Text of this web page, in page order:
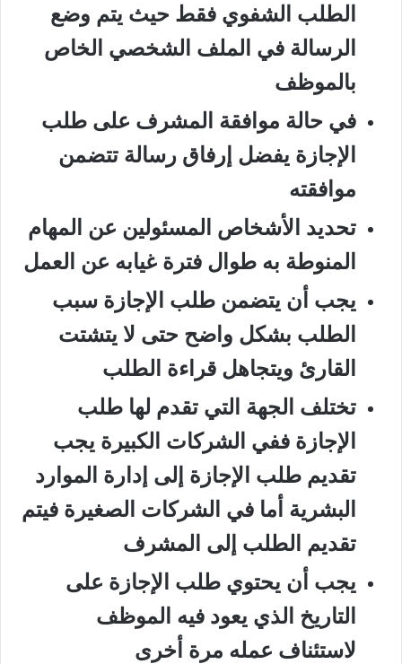
الطلب الشفوي فقط حيث يتم وضع
الرسالة في الملف الشخصي الخاص
بالموظف
في حالة موافقة المشرف على طلب
الإجازة يفضل إرفاق رسالة تتضمن
موافقته
تحديد الأشخاص المسئولين عن المهام
المنوطة به طوال فترة غيابه عن العمل
يجب أن يتضمن طلب الإجازة سبب
الطلب بشكل واضح حتى لا يتشتت
القارئ ويتجاهل قراءة الطلب
تختلف الجهة التي تقدم لها طلب
الإجازة ففي الشركات الكبيرة يجب
تقديم طلب الإجازة إلى إدارة الموارد
البشرية أما في الشركات الصغيرة فيتم
تقديم الطلب إلى المشرف
يجب أن يحتوي طلب الإجازة على
التاريخ الذي يعود فيه الموظف
لاستئناف عمله مرة أخرى